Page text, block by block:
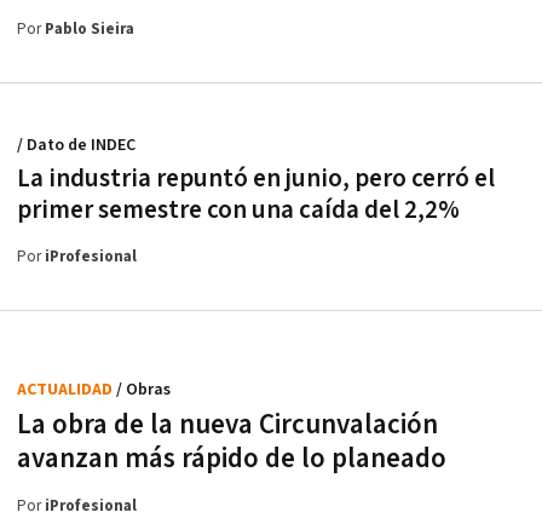
PorPablo Sieira
La industria repuntó en junio, pero cerró el
primer semestre con una caída del 2,2%
/ Dato de INDEC
PoriProfesional
La obra de la nueva Circunvalación
avanzan más rápido de lo planeado
ACTUALIDAD / Obras
PoriProfesional